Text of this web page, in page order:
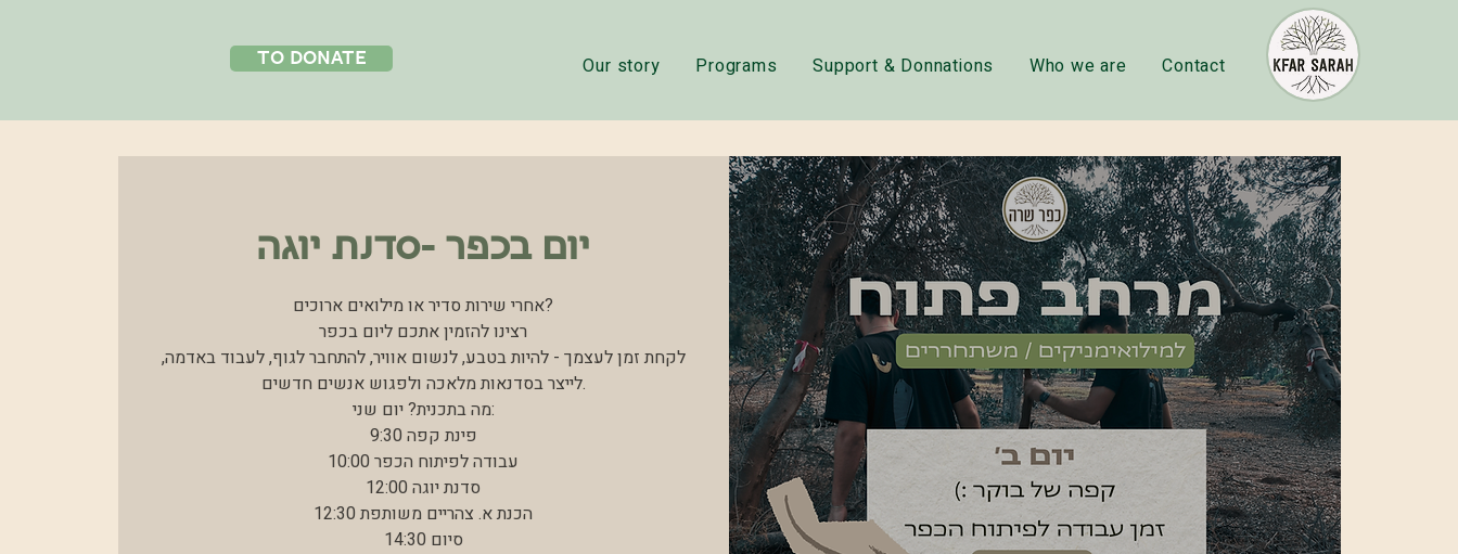
to donate Contact
Who we are
Support & Donnations
Programs
Our story
יום בכפר -סדנת יוגה
אחרי שירות סדיר או מילואים ארוכים?
רצינו להזמין אתכם ליום בכפר
לקחת זמן לעצמך - להיות בטבע, לנשום אוויר, להתחבר לגוף, לעבוד באדמה,
לייצר בסדנאות מלאכה ולפגוש אנשים חדשים.
מה בתכנית? יום שני:
9:30 פינת קפה
10:00 עבודה לפיתוח הכפר
12:00 סדנת יוגה
12:30 הכנת א. צהריים משותפת
14:30 סיום